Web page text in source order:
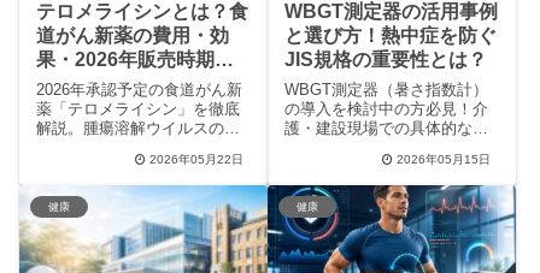
テロメライシンとは？食
道がん新薬の費用・効
果・2026年販売時期を
解説
2026年承認予定の食道がん新
薬「テロメライシン」を徹底
解説。腫瘍溶解ウイルスの劇
予想される費用、最新の治験
結果まで、患者さんやご家族
が知りたい情報を網羅。オン
コリスバイオファーマの開発
経緯と今後の販売スケジュー
ル、膵臓がんへの適応拡大の
2026年05月22日
WBGT測定器の活用事例
と選び方！熱中症を防ぐ
JIS規格の重要性とは？
WBGT測定器（暑さ指数計）
の導入を検討中の方必見！介
護・建設現場での具体的な活
正しい選び方を専門家が解説
します。IoT連携やスマホ通知
など、最新の熱中症対策トレ
ンドを知ることで、現場の安
全性を飛躍的に高める方法が
わかります。温度計との違い
2026年05月15日
健康 健康